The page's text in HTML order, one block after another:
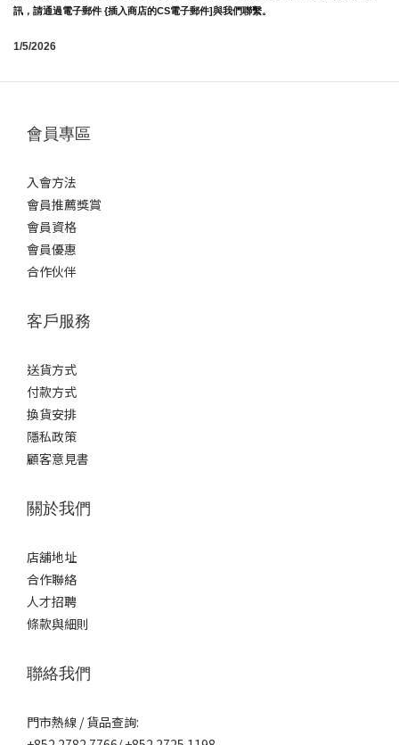
訊，請通過電子郵件 {插入商店的CS電子郵件]與我們聯繫。
1/5/2026
會員專區
入會方法
會員推薦獎賞
會員資格
會員優惠
合作伙伴
客戶服務
送貨方式
付款方式
換貨安排
隱私政策
顧客意見書
關於我們
店舖地址
合作聯絡
人才招聘
條款與細則
聯絡我們
門市熱線 / 貨品查詢: